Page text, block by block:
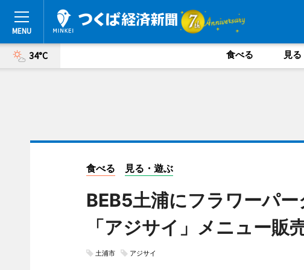
34°C 食べる 見
食べる 見る・遊ぶ
BEB5土浦にフラワーパ
「アジサイ」メニュー販
土浦市 アジサイ